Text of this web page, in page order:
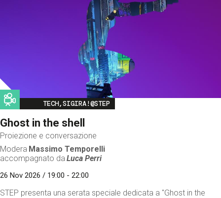
Image
TECH,SIGIRA!@STEP
Ghost in the shell
Proiezione e conversazione
Modera Massimo Temporelli
accompagnato da Luca Perri
26 Nov 2026 / 19:00 - 22:00
STEP presenta una serata speciale dedicata a "Ghost in the